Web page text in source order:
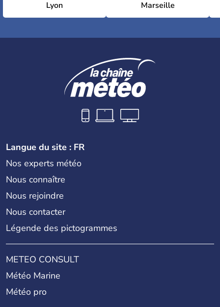
Lyon Marseille
Langue du site : FR
Nos experts météo
Nous connaître
Nous rejoindre
Nous contacter
Légende des pictogrammes
METEO CONSULT
Météo Marine
Météo pro